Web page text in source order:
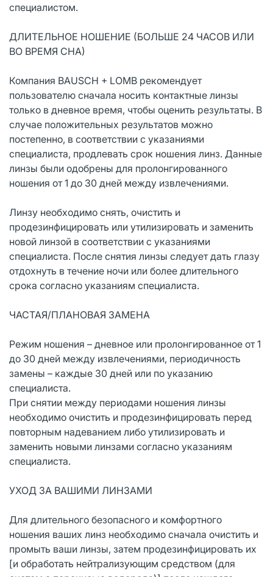
специалистом.
ДЛИТЕЛЬНОЕ НОШЕНИЕ (БОЛЬШЕ 24 ЧАСОВ ИЛИ
ВО ВРЕМЯ СНА)
Компания BAUSCH + LOMB рекомендует
пользователю сначала носить контактные линзы
только в дневное время, чтобы оценить результаты. В
случае положительных результатов можно
постепенно, в соответствии с указаниями
специалиста, продлевать срок ношения линз. Данные
линзы были одобрены для пролонгированного
ношения от 1 до 30 дней между извлечениями.
Линзу необходимо снять, очистить и
продезинфицировать или утилизировать и заменить
новой линзой в соответствии с указаниями
специалиста. После снятия линзы следует дать глазу
отдохнуть в течение ночи или более длительного
срока согласно указаниям специалиста.
ЧАСТАЯ/ПЛАНОВАЯ ЗАМЕНА
Режим ношения – дневное или пролонгированное от 1
до 30 дней между извлечениями, периодичность
замены – каждые 30 дней или по указанию
специалиста.
При снятии между периодами ношения линзы
необходимо очистить и продезинфицировать перед
повторным надеванием либо утилизировать и
заменить новыми линзами согласно указаниям
специалиста.
УХОД ЗА ВАШИМИ ЛИНЗАМИ
Для длительного безопасного и комфортного
ношения ваших линз необходимо сначала очистить и
промыть ваши линзы, затем продезинфицировать их
[и обработать нейтрализующим средством (для